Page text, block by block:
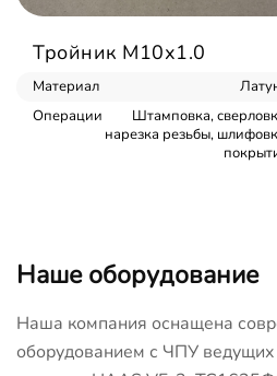
Тройник М10х1.0
Материал
Операции
Штамповка,
нарезка резьбы,
Наше оборудование
Наша компания оснащена
оборудованием с ЧПУ ведущих